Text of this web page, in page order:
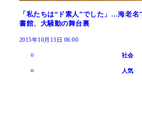
「私たちは“ド素人”でした」…海老名
書館、大騒動の舞台裏
2015年10月13日 06:00
社会
人気